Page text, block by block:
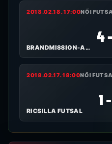
2018.02.18. 17:00NŐI
BRANDMISSION-ARTIFEX
4
2018.02.17. 18:00NŐI
RICSILLA FUTSAL
1